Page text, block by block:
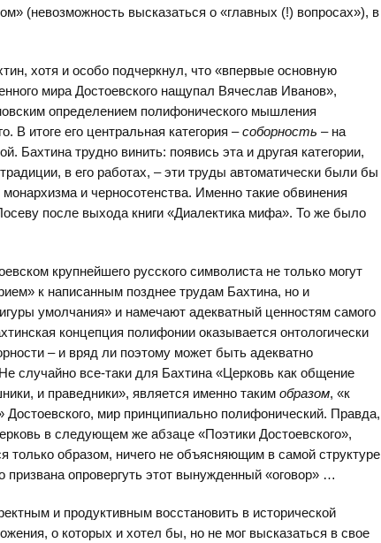
(невозможность высказаться о «главных (!) вопросах»), в
хотя и особо подчеркнул, что «впервые основную
мира Достоевского нащупал Вячеслав Иванов»,
определением полифонического мышления
В итоге его центральная категория –соборность – на
Бахтина трудно винить: появись эта и другая категории,
в его работах, – эти труды автоматически были бы
и черносотенства. Именно такие обвинения
после выхода книги «Диалектика мифа». То же было
крупнейшего русского символиста не только могут
к написанным позднее трудам Бахтина, но и
умолчания» и намечают адекватный ценностям самого
концепция полифонии оказывается онтологически
– и вряд ли поэтому может быть адекватно
случайно все-таки для Бахтина «Церковь как общение
и праведники», является именно таким образом, «к
Достоевского, мир принципиально полифонический. Правда,
в следующем же абзаце «Поэтики Достоевского»,
только образом, ничего не объясняющим в самой структуре
призвана опровергуть этот вынужденный «оговор» …
и продуктивным восстановить в исторической
о которых и хотел бы, но не мог высказаться в свое